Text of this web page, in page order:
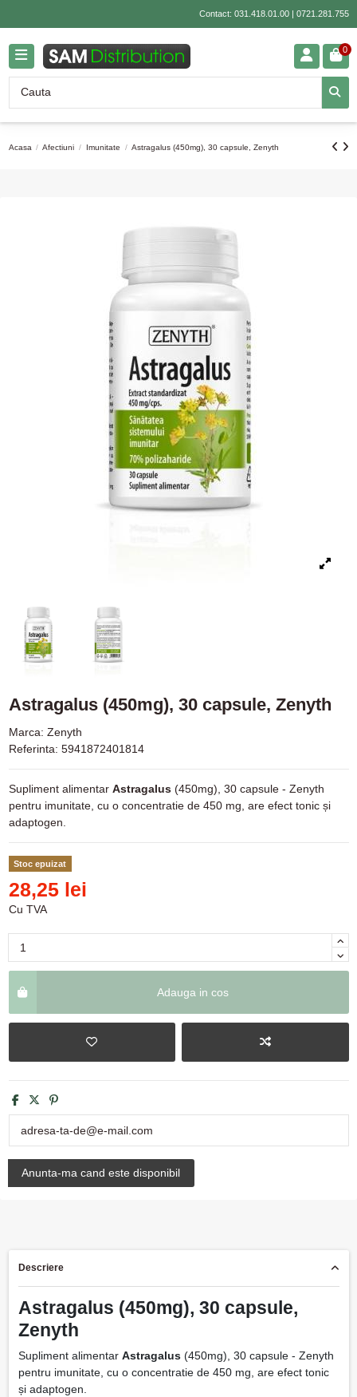
Contact: 031.418.01.00| 0721.281.755
0
Acasa Afectiuni Imunitate Astragalus (450mg), 30 capsule, Zenyth
Astragalus (450mg), 30 capsule, Zenyth
Marca: Zenyth
Referinta: 5941872401814
Supliment alimentar Astragalus(450mg), 30 capsule - Zenyth
pentru imunitate, cu o concentratie de 450 mg, are efect tonic și
adaptogen.
Stoc epuizat
28,25 lei
Cu TVA
Adauga in cos
Descriere
Astragalus (450mg), 30 capsule,
Zenyth
Supliment alimentar Astragalus(450mg), 30 capsule - Zenyth
pentru imunitate, cu o concentratie de 450 mg, are efect tonic
și adaptogen.